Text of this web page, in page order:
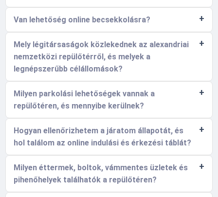
Van lehetőség online becsekkolásra?
Mely légitársaságok közlekednek az alexandriai
nemzetközi repülőtérről, és melyek a
legnépszerűbb célállomások?
Milyen parkolási lehetőségek vannak a
repülőtéren, és mennyibe kerülnek?
Hogyan ellenőrizhetem a járatom állapotát, és
hol találom az online indulási és érkezési táblát?
Milyen éttermek, boltok, vámmentes üzletek és
pihenőhelyek találhatók a repülőtéren?